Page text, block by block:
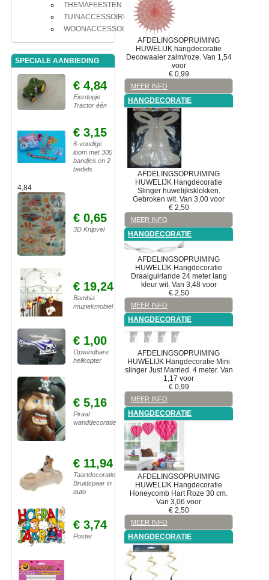
THEMAFEESTEN
TUINACCESSOIRES
WOONACCESSOIRES
SPECIALE AANBIEDING
€ 4,84
Eierdopje
Tractor één
€ 3,15
6-voudige
loom met 300
bandjes en 2
bedels
4,84
€ 0,65
3D Knipvel
€ 19,24
Bambia
muziekmobiel
€ 1,00
Opwindbare
helikopter
€ 5,16
Piraat
wanddecoratie
€ 11,94
Taartdecoratie
Bruidspaar in
auto
€ 3,74
Poster
AFDELINGSOPRUIMING
HUWELIJK hangdecoratie
Decowaaier zalm/roze. Van 1,54
voor
€ 0,99
MEER INFO
HANGDECORATIE
AFDELINGSOPRUIMING
HUWELIJK Hangdecoratie
Slinger huwelijksklokken.
Gebroken wit. Van 3,00 voor
€ 2,50
MEER INFO
HANGDECORATIE
AFDELINGSOPRUIMING
HUWELIJK Hangdecoratie
Draaiguirlande 24 meter lang
kleur wit. Van 3,48 voor
€ 2,50
MEER INFO
HANGDECORATIE
AFDELINGSOPRUIMING
HUWELIJK Hangdecoratie Mini
slinger Just Married. 4 meter. Van
1,17 voor
€ 0,99
MEER INFO
HANGDECORATIE
AFDELINGSOPRUIMING
HUWELIJK Hangdecoratie
Honeycomb Hart Roze 30 cm.
Van 3,06 voor
€ 2,50
MEER INFO
HANGDECORATIE